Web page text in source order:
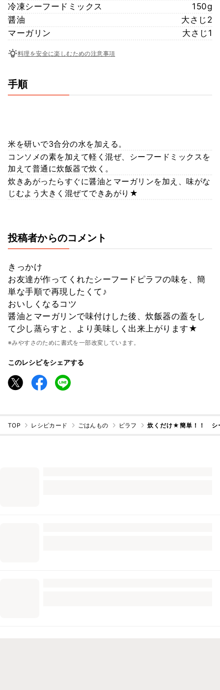
冷凍シーフードミックス
150g
醤油
大さじ2
マーガリン
大さじ1
料理を安全に楽しむための注意事項
手順
米を研いで3合分の水を加える。
コンソメの素を加えて軽く混ぜ、シーフードミックスを
加えて普通に炊飯器で炊く。
炊きあがったらすぐに醤油とマーガリンを加え、味がな
じむよう大きく混ぜてできあがり★
投稿者からのコメント
きっかけ
お友達が作ってくれたシーフードピラフの味を、簡
単な手順で再現したくて♪
おいしくなるコツ
醤油とマーガリンで味付けした後、炊飯器の蓋をし
て少し蒸らすと、より美味しく出来上がります★
※みやすさのために書式を一部改変しています。
このレシピをシェアする
TOP レシピカード ごはんもの ピラフ 炊くだけ★簡単！！ シ